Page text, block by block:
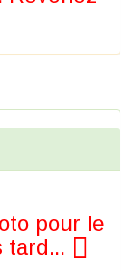
pour le
tard...